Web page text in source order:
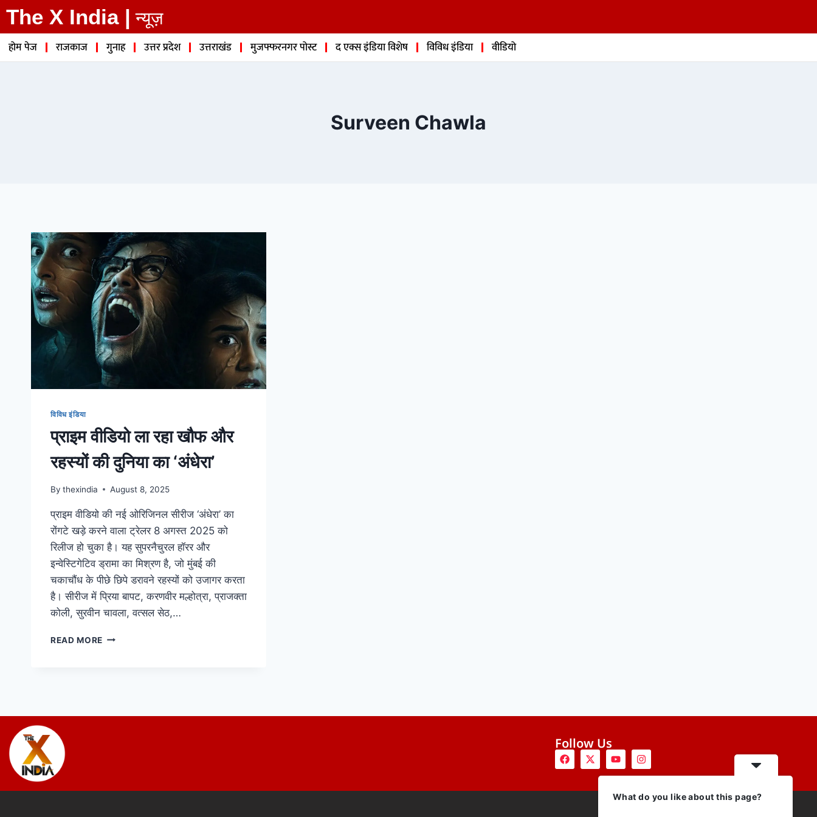
The X India | न्यूज़
होम पेज राजकाज गुनाह उत्तर प्रदेश उत्तराखंड मुजफ्फरनगर पोस्ट द एक्स इंडिया विशेष विविध इंडिया वीडियो
Surveen Chawla
विविध इंडिया
प्राइम वीडियो ला रहा खौफ और
रहस्यों की दुनिया का ‘अंधेरा’
By thexindia August 8, 2025
प्राइम वीडियो की नई ओरिजिनल सीरीज ‘अंधेरा’ का
रोंगटे खड़े करने वाला ट्रेलर 8 अगस्त 2025 को
रिलीज हो चुका है। यह सुपरनैचुरल हॉरर और
इन्वेस्टिगेटिव ड्रामा का मिश्रण है, जो मुंबई की
चकाचौंध के पीछे छिपे डरावने रहस्यों को उजागर करता
है। सीरीज में प्रिया बापट, करणवीर मल्होत्रा, प्राजक्ता
कोली, सुरवीन चावला, वत्सल सेठ,…
READ MORE
Follow Us
What do you like about this page?